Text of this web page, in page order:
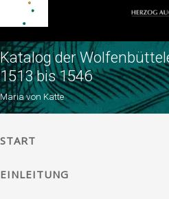
Katalog der
1513 bis 1546
Maria von Katte
START
EINLEITUNG